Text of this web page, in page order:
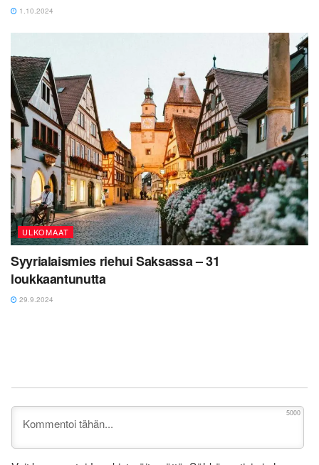
1.10.2024
ULKOMAAT
Syyrialaismies riehui Saksassa – 31
loukkaantunutta
29.9.2024
5000